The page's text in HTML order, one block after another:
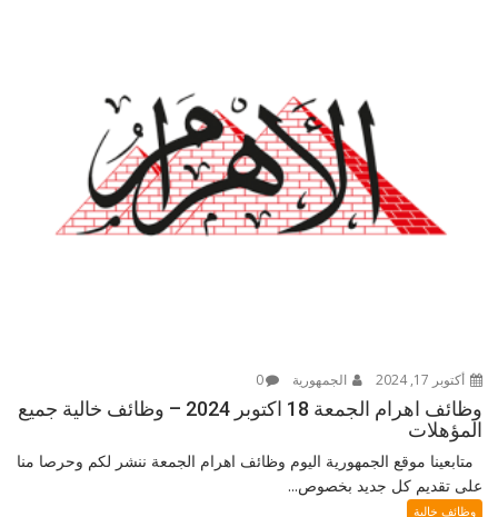
أكتوبر 17, 2024 الجمهورية 0
وظائف اهرام الجمعة 18 اكتوبر 2024 – وظائف خالية جميع
المؤهلات
متابعينا موقع الجمهورية اليوم وظائف اهرام الجمعة ننشر لكم وحرصا منا
على تقديم كل جديد بخصوص...
وظائف خالية